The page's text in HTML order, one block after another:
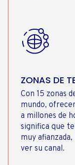
ZONAS DE
Con 15 zonas
mundo,
a millones de
significa que
muy
ver su canal.